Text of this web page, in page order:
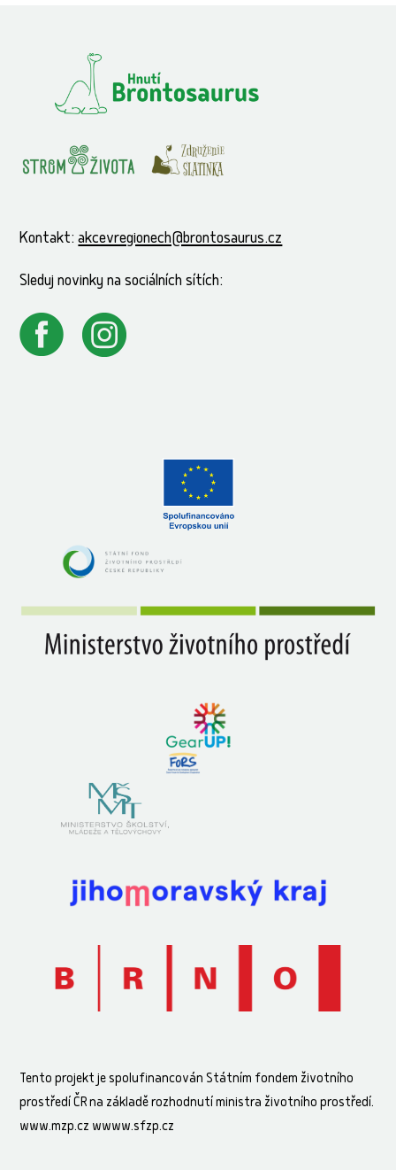
Kontakt:akcevregionech@brontosaurus.cz
Sleduj novinky na sociálních sítích:
Tento projekt je spolufinancován Státním fondem životního
prostředí ČR na základě rozhodnutí ministra životního prostředí.
www.mzp.cz wwww.sfzp.cz